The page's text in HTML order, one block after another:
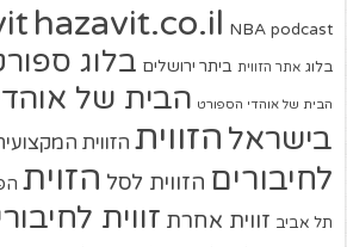
hazavit.co.il NBA podcast
בלוג אתר הזווית ביתר ירושלים בלוג
הבית של אוהדי הספורט הבית של
בישראל הזווית הזווית
לחיבורים הזווית לסל הזוית
תל אביב זווית אחרת זווית